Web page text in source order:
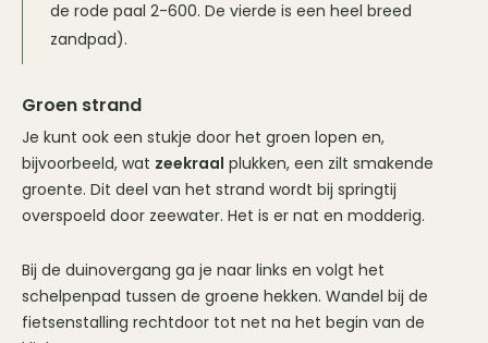
de rode paal 2-600. De vierde is een heel breed
zandpad).
Groen strand
Je kunt ook een stukje door het groen lopen en,
bijvoorbeeld, wat zeekraal plukken, een zilt smakende
groente. Dit deel van het strand wordt bij springtij
overspoeld door zeewater. Het is er nat en modderig.
Bij de duinovergang ga je naar links en volgt het
schelpenpad tussen de groene hekken. Wandel bij de
fietsenstalling rechtdoor tot net na het begin van de